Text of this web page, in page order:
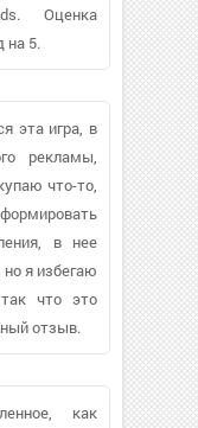
Оценка
на 5.
эта игра, в
рекламы,
что-то,
в нее
но я избегаю
что это
отзыв.
как